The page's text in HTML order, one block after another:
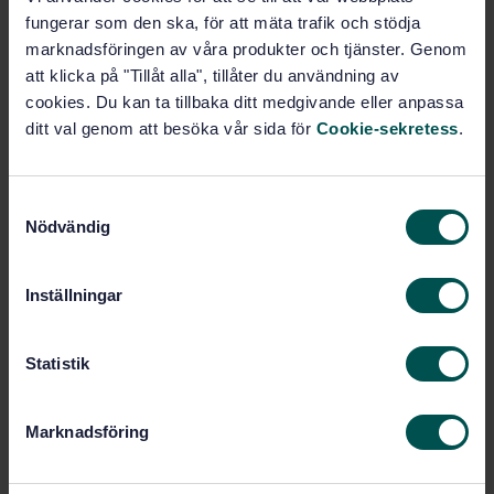
fungerar som den ska, för att mäta trafik och stödja
marknadsföringen av våra produkter och tjänster. Genom
att klicka på "Tillåt alla", tillåter du användning av
cookies. Du kan ta tillbaka ditt medgivande eller anpassa
ditt val genom att besöka vår sida för Cookie-sekretess.
Nödvändig
Inställningar
Statistik
Marknadsföring
PDF
Lägg i varukorgen
Fler alternativ
Språk:
Internationell titel:
Anodizing of aluminium
specular reflectance and specular gloss
of anodic oxidation coatings at angles
Artikelnummer:
Fastställd:2021-09-07